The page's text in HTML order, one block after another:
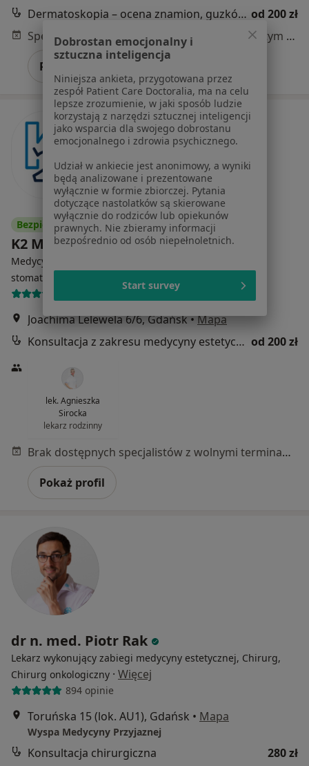
Dermatoskopia – ocena znamion, guzków skórnych od 200 zł
Specjalista nie oferuje umawiania online pod tym adresem.
Poproś o wizytę
Bezpieczne płatności
K2 Medical & Dental Clinic
Medycyna estetyczna, Stomatologia, Chirurgia
stomatologiczna
Joachima Lelewela 6/6, Gdańsk•Mapa
Konsultacja z zakresu medycyny estetycznej od 200 zł
lek. Agnieszka
Sirocka
lekarz rodzinny
Brak dostępnych specjalistów z wolnymi terminami w tym centrum medycznym.
Pokaż profil
dr n. med. Piotr Rak
Lekarz wykonujący zabiegi medycyny estetycznej, Chirurg,
Chirurg onkologiczny · Więcej
894 opinie
Toruńska 15 (lok. AU1), Gdańsk • Mapa
Wyspa Medycyny Przyjaznej
Konsultacja chirurgiczna
280 zł
Dobrostan emocjonalny i
sztuczna inteligencja
Niniejsza ankieta, przygotowana przez
zespół Patient Care Doctoralia, ma na celu
lepsze zrozumienie, w jaki sposób ludzie
korzystają z narzędzi sztucznej inteligencji
jako wsparcia dla swojego dobrostanu
emocjonalnego i zdrowia psychicznego.
Udział w ankiecie jest anonimowy, a wyniki
będą analizowane i prezentowane
wyłącznie w formie zbiorczej. Pytania
dotyczące nastolatków są skierowane
wyłącznie do rodziców lub opiekunów
prawnych. Nie zbieramy informacji
bezpośrednio od osób niepełnoletnich.
Start survey